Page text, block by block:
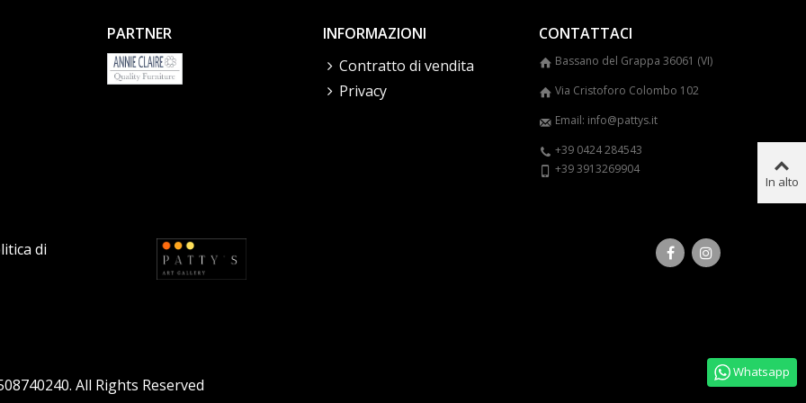
Whatsapp
PARTNER
INFORMAZIONI
Contratto di vendita
Privacy
CONTATTACI
Bassano del Grappa 36061 (VI)
Via Cristoforo Colombo 102
Email: info@pattys.it
+39 0424 284543
+39 3913269904
di
All Rights Reserved
In alto